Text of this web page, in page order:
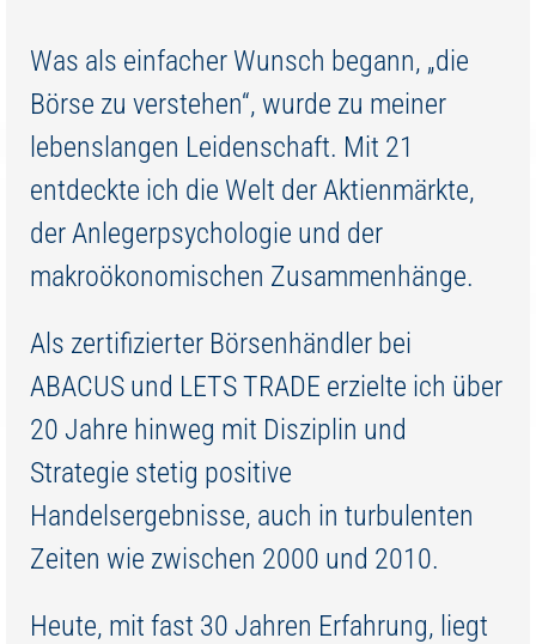
Was als einfacher Wunsch begann, „die
Börse zu verstehen“, wurde zu meiner
lebenslangen Leidenschaft. Mit 21
entdeckte ich die Welt der Aktienmärkte,
der Anlegerpsychologie und der
makroökonomischen Zusammenhänge.
Als zertifizierter Börsenhändler bei
ABACUS und LETS TRADE erzielte ich über
20 Jahre hinweg mit Disziplin und
Strategie stetig positive
Handelsergebnisse, auch in turbulenten
Zeiten wie zwischen 2000 und 2010.
Heute, mit fast 30 Jahren Erfahrung, liegt